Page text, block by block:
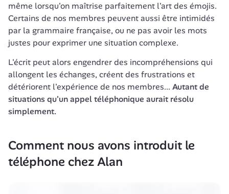
même lorsqu'on maîtrise parfaitement l'art des émojis.
Certains de nos membres peuvent aussi être intimidés
par la grammaire française, ou ne pas avoir les mots
justes pour exprimer une situation complexe.
L'écrit peut alors engendrer des incompréhensions qui
allongent les échanges, créent des frustrations et
détériorent l'expérience de nos membres... Autant de
situations qu'un appel téléphonique aurait résolu
simplement.
Comment nous avons introduit le
téléphone chez Alan